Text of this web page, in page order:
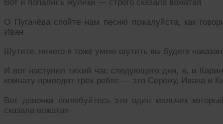
Вот и попались жулики — строго сказала вожатая
О Пугачёва спойте нам песню пожалуйста, как
Иван
Шутите, ничего я тоже умею шутить вы будете
И вот наступил тихий час следующего дня, я, и
комнату приводят трёх ребят — это Серёжу, Ивана и
Вот девочки полюбуйтесь это один мальчик
сказала вожатая